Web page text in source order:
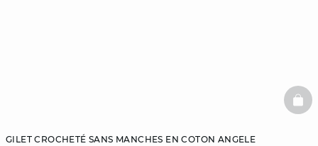
GILET CROCHETÉ SANS MANCHES EN COTON ANGELE